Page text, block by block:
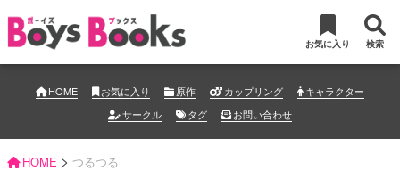
お気に入り 検索
HOME お気に入り 原作 カップリング
キャラクター
サークル
タグ お問い合わせ
HOME > つるつる